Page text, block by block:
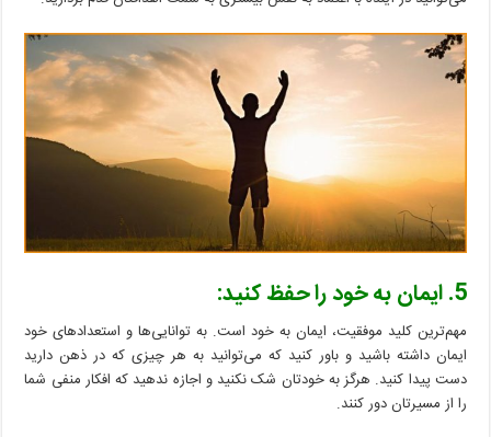
5. ایمان به خود را حفظ کنید:
مهم‌ترین کلید موفقیت، ایمان به خود است. به توانایی‌ها و استعدادهای خود
ایمان داشته باشید و باور کنید که می‌توانید به هر چیزی که در ذهن دارید
دست پیدا کنید. هرگز به خودتان شک نکنید و اجازه ندهید که افکار منفی شما
را از مسیرتان دور کنند.